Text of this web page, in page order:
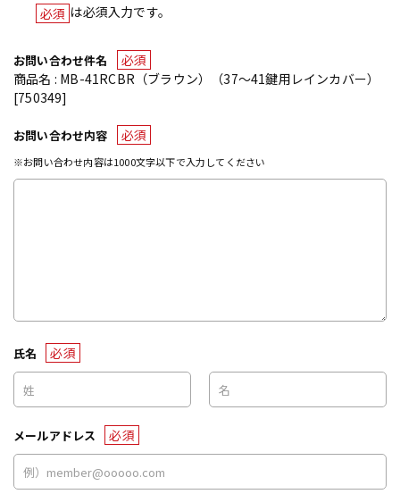
必須 は必須入力です。
お問い合わせ件名
必須
商品名 : MB-41RCBR（ブラウン）（37～41鍵用レインカバー）
[750349]
お問い合わせ内容 必須
※お問い合わせ内容は1000文字以下で入力してください
氏名 必須
メールアドレス 必須